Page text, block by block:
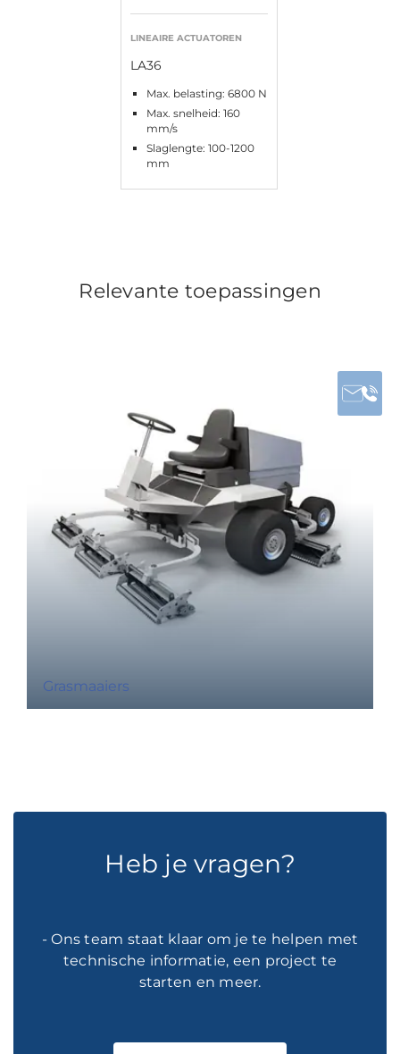
LINEAIRE ACTUATOREN
LA36
Max. belasting: 6800 N
Max. snelheid: 160
mm/s
Slaglengte: 100-1200
mm
Relevante toepassingen
Grasmaaiers
Heb je vragen?
- Ons team staat klaar om je te helpen met
technische informatie, een project te
starten en meer.